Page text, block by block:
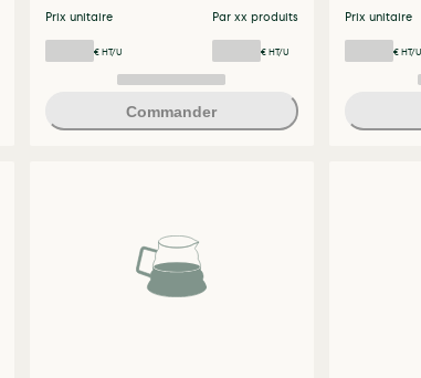
Prix unitaire
€ HT/U
Par xx produits
€ HT/U
Commander
Prix unitaire
€ HT/U